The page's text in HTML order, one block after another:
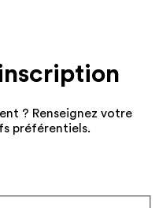
? Renseignez votre
préférentiels.